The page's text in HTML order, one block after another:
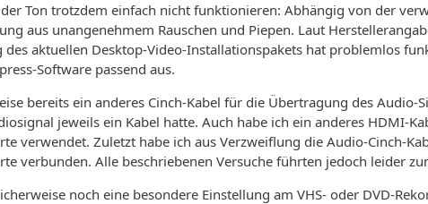
Ton trotzdem einfach nicht funktionieren: Abhängig von der
aus unangenehmem Rauschen und Piepen. Laut
des aktuellen Desktop-Video-Installationspakets hat problemlos
Software passend aus.
bereits ein anderes Cinch-Kabel für die Übertragung des Audio-
jeweils ein Kabel hatte. Auch habe ich ein anderes HDMI-
verwendet. Zuletzt habe ich aus Verzweiflung die Audio-Cinch-
verbunden. Alle beschriebenen Versuche führten jedoch leider
noch eine besondere Einstellung am VHS- oder DVD-